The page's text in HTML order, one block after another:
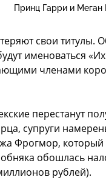
Принц Гарри и Меган
свои титулы.
именоваться
членами
перестанут
супруги
Фрогмор,
обошлась
рублей).